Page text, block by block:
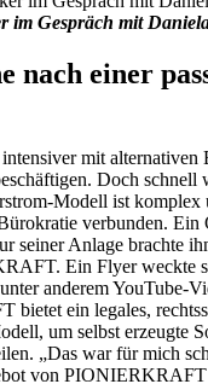
im Gespräch mit
nach einer
mit alternativen
Doch schnell
Modell ist
verbunden. Ein
seiner Anlage brachte
Ein Flyer weckte
anderem YouTube-
ein legales,
um selbst erzeugte
„Das war für mich
von